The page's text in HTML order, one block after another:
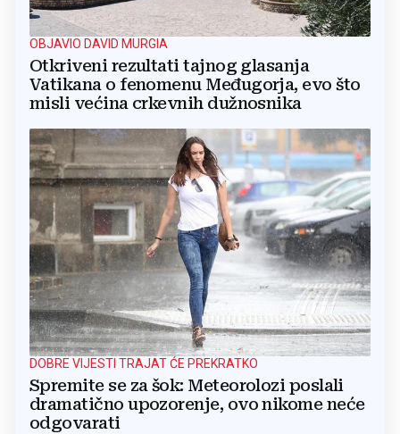
OBJAVIO DAVID MURGIA
Otkriveni rezultati tajnog glasanja
Vatikana o fenomenu Međugorja, evo što
misli većina crkevnih dužnosnika
DOBRE VIJESTI TRAJAT ĆE PREKRATKO
Spremite se za šok: Meteorolozi poslali
dramatično upozorenje, ovo nikome neće
odgovarati